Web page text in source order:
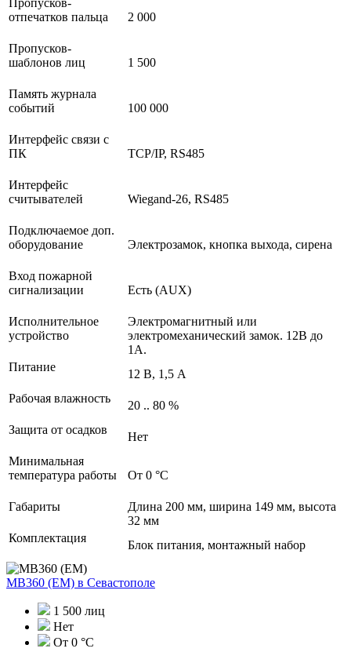
отпечатков пальца
2 000
Пропусков-
шаблонов лиц
1 500
Память журнала
событий
100 000
Интерфейс связи с
ПК
TCP/IP, RS485
Интерфейс
считывателей
Wiegand-26, RS485
Подключаемое доп.
оборудование
Электрозамок, кнопка выхода, сирена
Вход пожарной
сигнализации
Есть (AUX)
Исполнительное
устройство
Электромагнитный или
электромеханический замок. 12В до
1А.
Питание
12 В, 1,5 А
Рабочая влажность
20 .. 80 %
Защита от осадков
Нет
Минимальная
температура работы
От 0 °С
Габариты
Длина 200 мм, ширина 149 мм, высота
32 мм
Комплектация
Блок питания, монтажный набор
MB360 (EM) в Севастополе
1 500 лиц
Нет
От 0 °С